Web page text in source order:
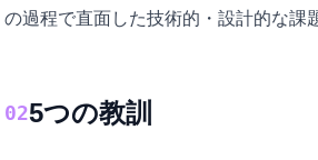
の過程で直面した技術的・設計的な課
025つの教訓